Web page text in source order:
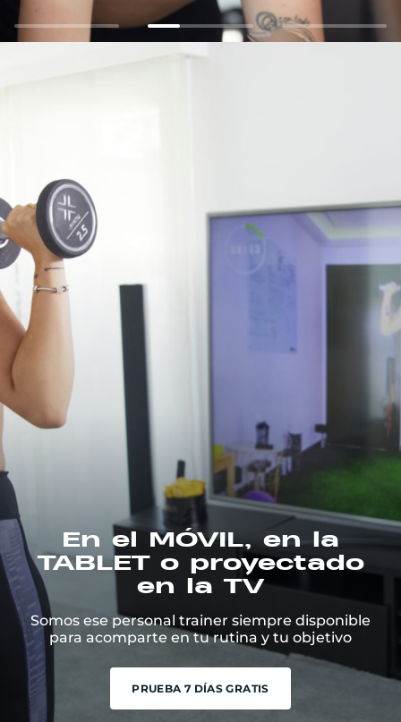
En el MÓVIL, en la
TABLET o proyectado
en la TV
Somos ese personal trainer siempre disponible
para acomparte en tu rutina y tu objetivo
PRUEBA 7 DÍAS GRATIS